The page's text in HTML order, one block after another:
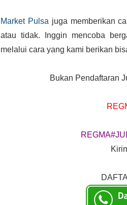
Market Pulsa juga memberikan
atau tidak. Inggin mencoba
melalui cara yang kami berikan
Bukan Pendaftaran